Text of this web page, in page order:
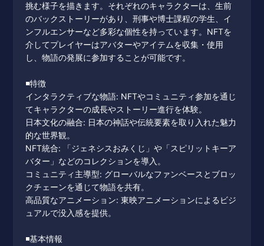
挑む様子を描きます。それぞれのキャラクターは、生前
のバックストーリーがあり、刑事や博士課程の学生、イ
ンフルエンサーなど多彩な個性を持っています。NFTを
介してプレイヤーはアバターやアイテムを収集・使用
し、物語の発展に参加することが可能です。
◾️特徴
インタラクティブな物語: NFTやコミュニティ参加を通じ
てキャラクターの成長やストーリー進行を体験。
日本文化の融合: 日本の神話や伝統要素を取り入れた魅力
的な世界観。
NFT統合: 「ジェネシスおみくじ」や「スピリットキーア
バター」などのコレクションを導入。
コミュニティ主導型: グローバルなファンベースとブロッ
クチェーンを通じて物語を共有。
高品質なアニメーション: 東映アニメーションによるビジ
ュアルで没入感を提供。
◾️基本情報